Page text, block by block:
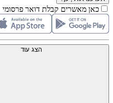
כאן מאשרים קבלת דואר פרסומי
הצג עוד